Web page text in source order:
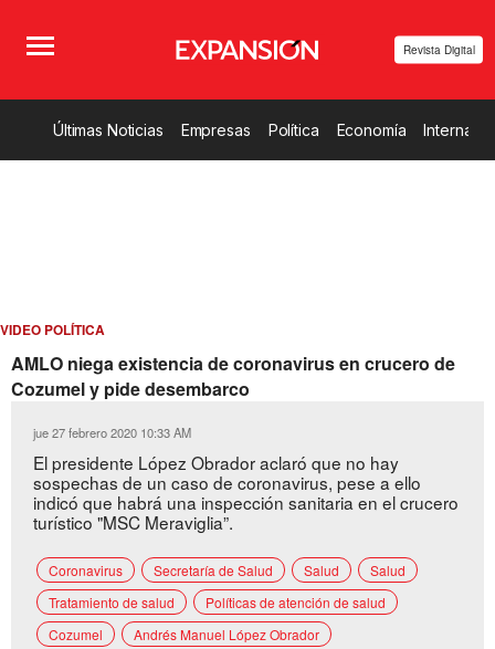
Revista Digital
Últimas Noticias Empresas Política Economía
VIDEO POLÍTICA
AMLO niega existencia de coronavirus en crucero de
Cozumel y pide desembarco
jue 27 febrero 2020 10:33 AM
El presidente López Obrador aclaró que no hay
sospechas de un caso de coronavirus, pese a ello
indicó que habrá una inspección sanitaria en el crucero
turístico "MSC Meraviglia”.
Coronavirus Secretaría de Salud Salud
Salud
Tratamiento de salud
Políticas de atención de salud
Cozumel
Andrés Manuel López Obrador